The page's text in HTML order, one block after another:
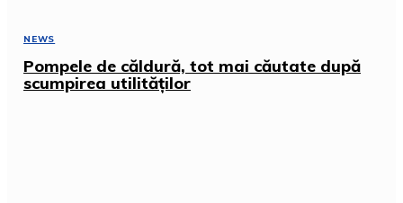
NEWS
Pompele de căldură, tot mai căutate după
scumpirea utilităților